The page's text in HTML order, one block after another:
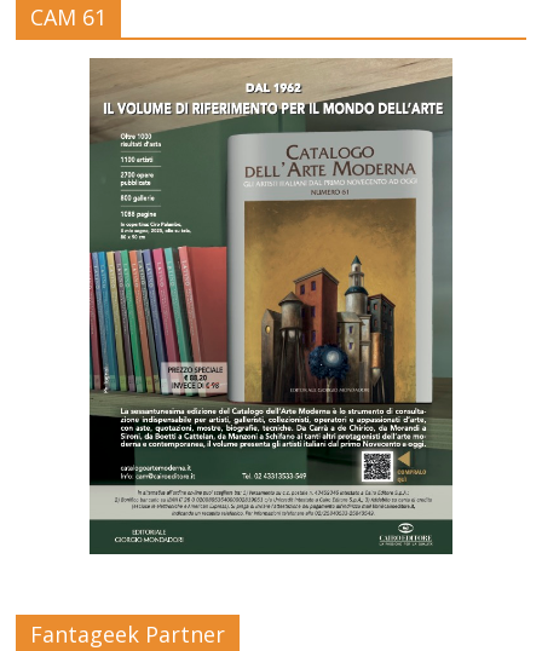
CAM 61
Fantageek Partner